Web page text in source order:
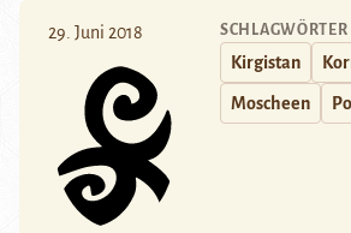
29. Juni 2018 SCHLAGWÖRTER
Kirgistan
Moscheen